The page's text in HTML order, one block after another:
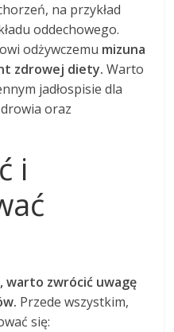
na przykład
oddechowego.
odżywczemu mizuna
zdrowej diety. Warto
jadłospisie dla
oraz
i
warto zwrócić uwagę
Przede wszystkim,
się: